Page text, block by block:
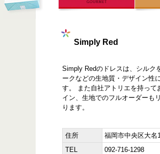
Simply Red
Simply Redのドレスは、シルク
ークなどの生地質・デザイン性
す。 また自社アトリエを持っ
イン、生地でのフルオーダーも
ります。
住所
福岡市中央区大名
TEL
092-716-1298